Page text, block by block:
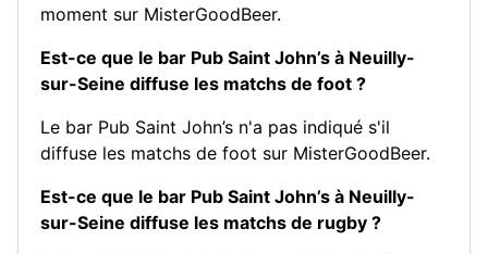
moment sur MisterGoodBeer.
Est-ce que le bar Pub Saint John’s à Neuilly-
sur-Seine diffuse les matchs de foot ?
Le bar Pub Saint John’s n'a pas indiqué s'il
diffuse les matchs de foot sur MisterGoodBeer.
Est-ce que le bar Pub Saint John’s à Neuilly-
sur-Seine diffuse les matchs de rugby ?